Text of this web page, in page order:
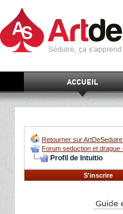
ACCUEIL
Retourner sur
Forum seduction et drague
Profil de Intuitio
S'inscrire